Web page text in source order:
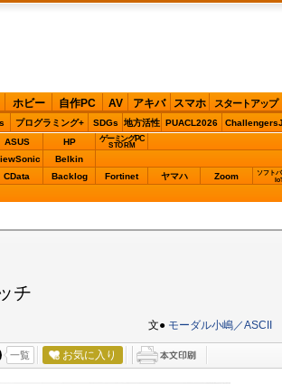
ホビー 自作PC AV アキバ スマホ スタートアップ
プログラミング+ SDGs 地方活性 PUACL2026
ASUS HP ゲーミングPC
STORM
Belkin
CData Backlog Fortinet ヤマハ Zoom
ソフト
チ
文● モーダル小嶋／ASCII
一覧 お気に入り